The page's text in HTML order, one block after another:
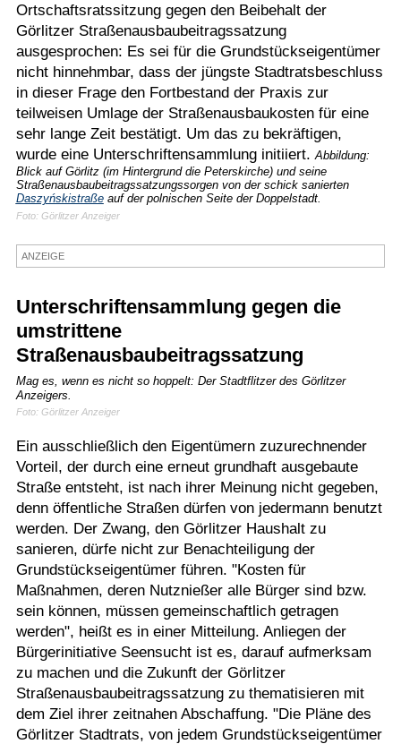
Kultur
Sport
Termine
Kostenlos
Ortschaftsratssitzung gegen den Beibehalt der
Görlitzer Straßenausbaubeitragssatzung
ausgesprochen: Es sei für die Grundstückseigentümer
nicht hinnehmbar, dass der jüngste Stadtratsbeschluss
in dieser Frage den Fortbestand der Praxis zur
teilweisen Umlage der Straßenausbaukosten für eine
sehr lange Zeit bestätigt. Um das zu bekräftigen,
wurde eine Unterschriftensammlung initiiert.Abbildung:
Blick auf Görlitz (im Hintergrund die Peterskirche) und seine
Straßenausbaubeitragssatzungssorgen von der schick sanierten
Daszyńskistraßeauf der polnischen Seite der Doppelstadt.
Foto: Görlitzer Anzeiger
ANZEIGE
Unterschriftensammlung gegen die
umstrittene
Straßenausbaubeitragssatzung
Mag es, wenn es nicht so hoppelt: Der Stadtflitzer des Görlitzer
Anzeigers.
Foto: Görlitzer Anzeiger
Ein ausschließlich den Eigentümern zuzurechnender
Vorteil, der durch eine erneut grundhaft ausgebaute
Straße entsteht, ist nach ihrer Meinung nicht gegeben,
denn öffentliche Straßen dürfen von jedermann benutzt
werden. Der Zwang, den Görlitzer Haushalt zu
sanieren, dürfe nicht zur Benachteiligung der
Grundstückseigentümer führen. "Kosten für
Maßnahmen, deren Nutznießer alle Bürger sind bzw.
sein können, müssen gemeinschaftlich getragen
werden", heißt es in einer Mitteilung. Anliegen der
Bürgerinitiative Seensucht ist es, darauf aufmerksam
zu machen und die Zukunft der Görlitzer
Straßenausbaubeitragssatzung zu thematisieren mit
dem Ziel ihrer zeitnahen Abschaffung. "Die Pläne des
Görlitzer Stadtrats, von jedem Grundstückseigentümer